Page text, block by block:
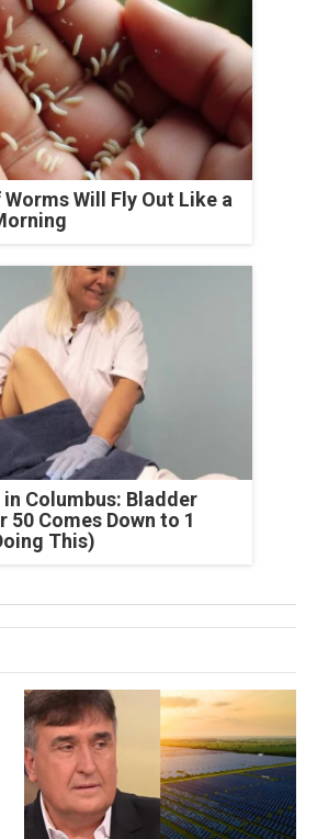
Will Fly Out Like a
Columbus: Bladder
50 Comes Down to 1
This)